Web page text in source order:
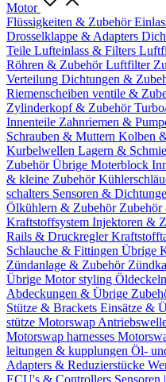
Motor
Flüssigkeiten & Zubehör
Drosselklappe & Adapters
Teile Lufteinlass & Filters
Röhren & ZubehörLuftfilter
Verteilung Dichtungen &
Riemenscheiben ventile &
Zylinderkopf & Zubehör
Innenteile Zahnriemen &
Schrauben & Muttern Kolben
Kurbelwellen Lagern &
ZubehörÜbrige Moterblock
& kleine Zubehör
schalters Sensoren &
Ölkühlern & Zubehör
Kraftstoffsystem Injektoren &
Rails & Druckregler
Schlauche & Fittingen Übrige
Zündanlage & Zubehör
Übrige Motor styling Öldeckeln
Abdeckungen & Übrige
Stütze & Brackets Einsätze &
stütze Motorswap
Motorswap harnesses
leitungen & kupplungen Öl-
Adapters & Reduzierstücke
ECU's & Controllers Sensoren